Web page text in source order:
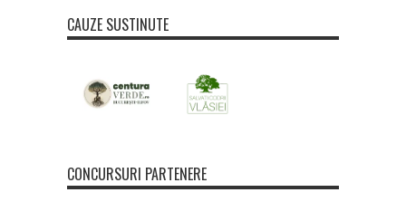
CAUZE SUSTINUTE
CONCURSURI PARTENERE